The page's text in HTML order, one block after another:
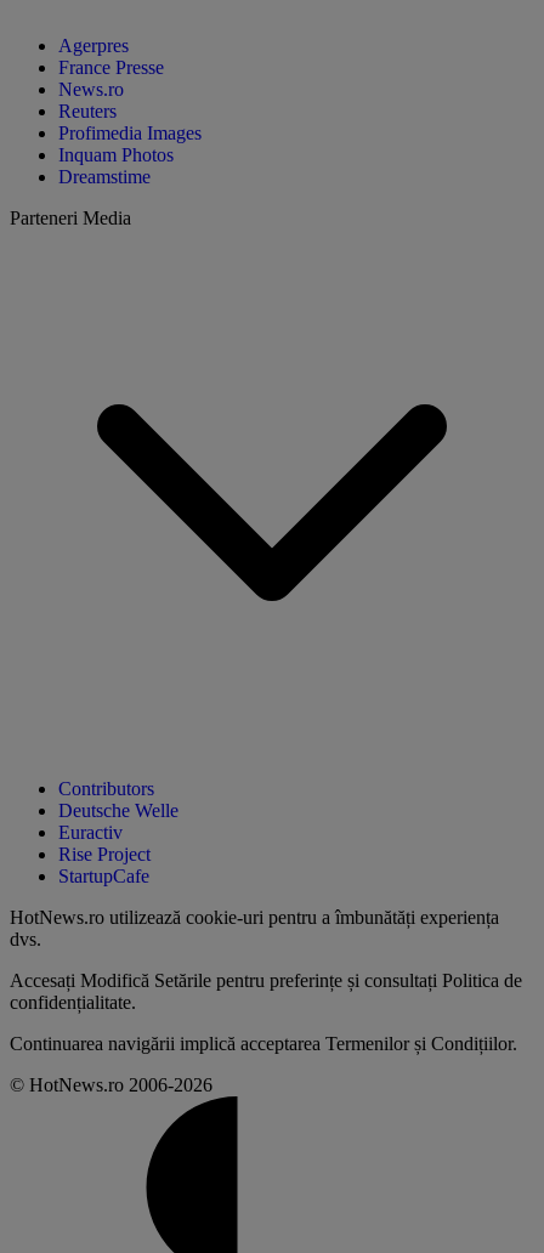
Agerpres
France Presse
News.ro
Reuters
Profimedia Images
Inquam Photos
Dreamstime
Parteneri Media
Contributors
Deutsche Welle
Euractiv
Rise Project
StartupCafe
HotNews.ro utilizează cookie-uri pentru a îmbunătăți experiența
dvs.
Accesați Modifică Setările pentru preferințe și consultați Politica de
confidențialitate.
Continuarea navigării implică acceptarea Termenilor și Condițiilor.
© HotNews.ro 2006-2026